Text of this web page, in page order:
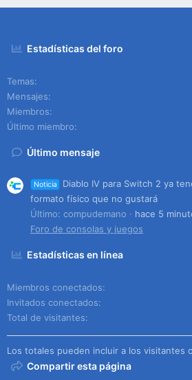
Estadísticas del foro
Temas
Mensajes
Miembros
Último miembro
Último mensaje
Noticia
Diablo IV para Switch 2 ya
formato físico que no gustará
Último: compudemano
hace 5
Foro de consolas y juegos
Estadísticas en línea
Miembros conectados
Invitados conectados
Total de visitantes
Los totales pueden incluir a los visitantes
Compartir esta página